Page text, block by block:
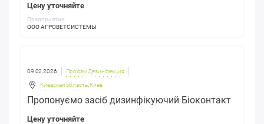
Цену уточняйте
Предприятие:
ООО АГРОВЕТСИСТЕМЫ
09.02.2026 Продам Дезинфекция
Киевская область, Киев
Пропонуємо засіб дизинфікуючий Біоконтакт
Цену уточняйте